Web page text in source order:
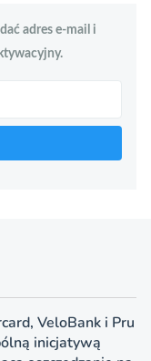
adres e-mail i
VeloBank i Pru
inicjatywą